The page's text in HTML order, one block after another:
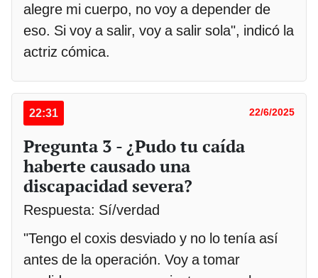
alegre mi cuerpo, no voy a depender de
eso. Si voy a salir, voy a salir sola", indicó la
actriz cómica.
22:31 22/6/2025
Pregunta 3 - ¿Pudo tu caída
haberte causado una
discapacidad severa?
Respuesta: Sí/verdad
"Tengo el coxis desviado y no lo tenía así
antes de la operación. Voy a tomar